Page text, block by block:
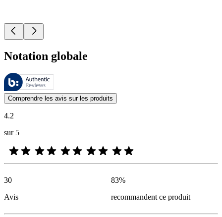
Notation globale
Ces évaluations sont gérées par Bazaarvoice et sont conformes à la
Les avis des clients exprimés sous forme d'évaluations de produits
Comprendre les avis sur les produits
4.2
sur 5
30
Avis
83%
recommandent ce produit